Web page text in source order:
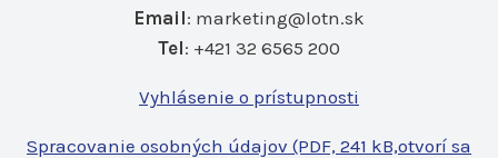
Email: marketing@lotn.sk
Tel: +421 32 6565 200
Vyhlásenie o prístupnosti
Spracovanie osobných údajov (PDF, 241 kB,otvorí sa